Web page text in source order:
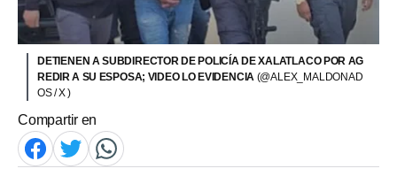
DETIENEN A SUBDIRECTOR DE POLICÍA DE XALATLACO POR AG
REDIR A SU ESPOSA; VIDEO LO EVIDENCIA (@ALEX_MALDONAD
OS / X )
Compartir en